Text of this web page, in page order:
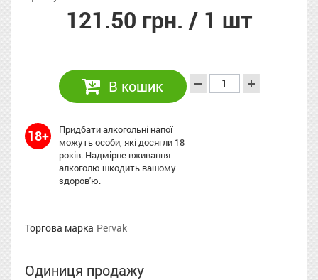
121.50 грн. / 1 шт
В кошик
18+
Придбати алкогольні напої
можуть особи, які досягли 18
років. Надмірне вживання
алкоголю шкодить вашому
здоров'ю.
Торгова марка Pervak
Одиниця продажу